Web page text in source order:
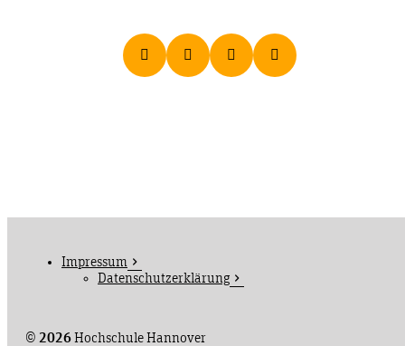
© 2026Hochschule Hannover
Impressum
Datenschutzerklärung